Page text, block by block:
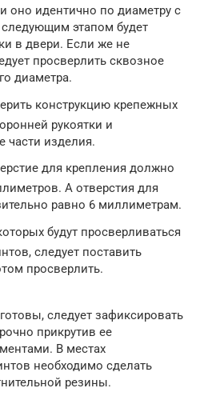
оно идентично по диаметру с
следующим этапом будет
в двери. Если же не
просверлить сквозное
диаметра.
конструкцию крепежных
рукоятки и
части изделия.
для крепления должно
А отверстия для
равно 6 миллиметрам.
будут просверливаться
следует поставить
просверлить.
следует зафиксировать
прикрутив ее
В местах
необходимо сделать
резины.